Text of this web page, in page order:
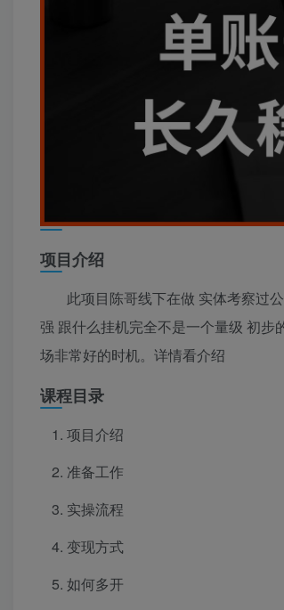
项目介绍
此项目陈哥线下在做 实体考察过
强 跟什么挂机完全不是一个量级 初步
场非常好的时机。详情看介绍
课程目录
项目介绍
准备工作
实操流程
变现方式
如何多开